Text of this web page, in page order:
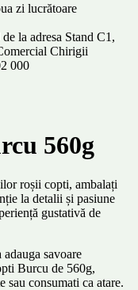
zi lucrătoare
la adresa Stand C1,
Chirigii
000
560g
roșii copti, ambalați
la detalii și pasiune
gustativă de
savoare
Burcu de 560g,
sau consumati ca atare.